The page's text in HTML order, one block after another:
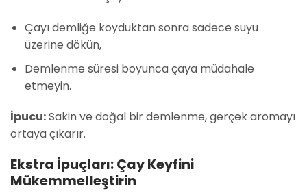
Çayı demliğe koyduktan sonra sadece suyu
üzerine dökün,
Demlenme süresi boyunca çaya müdahale
etmeyin.
İpucu:Sakin ve doğal bir demlenme, gerçek aromayı
ortaya çıkarır.
Ekstra İpuçları: Çay Keyfini
Mükemmelleştirin